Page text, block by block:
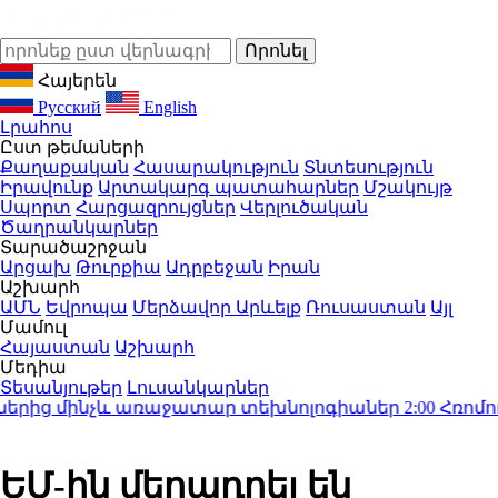
Հայերեն
Русский
English
Լրահոս
Ըստ թեմաների
Քաղաքական Հասարակություն Տնտեսություն
Իրավունք Արտակարգ պատահարներ Մշակույթ
Սպորտ Հարցազրույցներ Վերլուծական
Ծաղրանկարներ
Տարածաշրջան
Արցախ Թուրքիա Ադրբեջան Իրան
Աշխարհ
ԱՄՆ Եվրոպա Մերձավոր Արևելք Ռուսաստան Այլ
Մամուլ
Հայաստան Աշխարհ
Մեդիա
Տեսանյութեր Լուսանկարներ
մինչև առաջատար տեխնոլոգիաներ2:00 Հռոմում
ԵՄ-ին մեղադրել են